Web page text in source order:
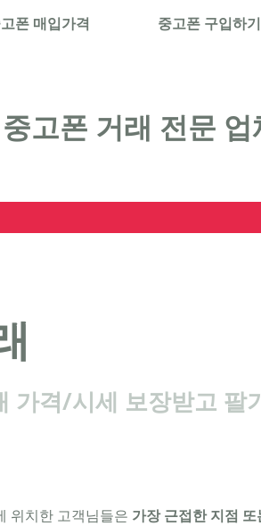
중고폰 거래 전문 업
폰 매입가격 중고폰 구입하기
가격/시세 보장받고 팔
위치한 고객님들은 가장 근접한 지점 또